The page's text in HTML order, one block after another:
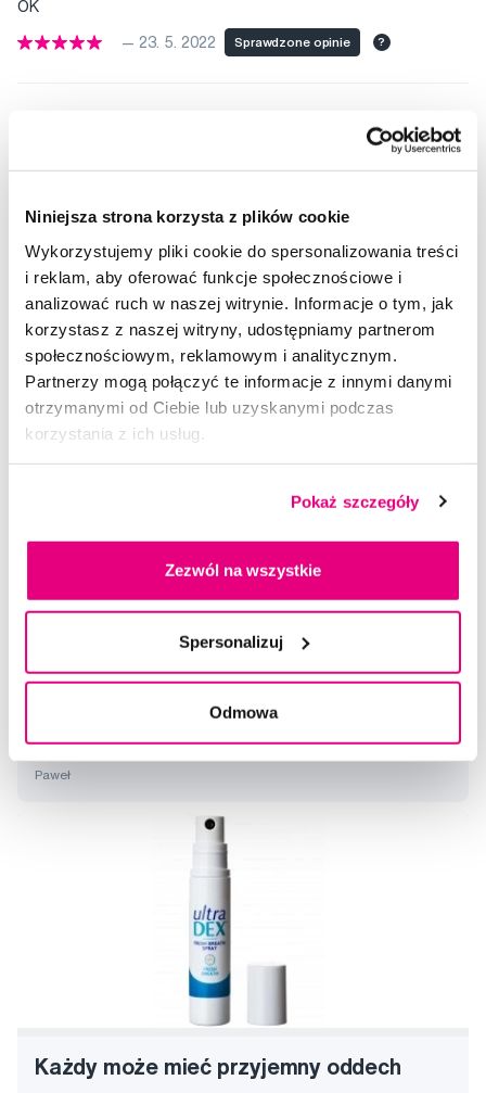
Niniejsza strona korzysta z plików cookie
Wykorzystujemy pliki cookie do spersonalizowania treści
i reklam, aby oferować funkcje społecznościowe i
analizować ruch w naszej witrynie. Informacje o tym, jak
korzystasz z naszej witryny, udostępniamy partnerom
społecznościowym, reklamowym i analitycznym.
Partnerzy mogą połączyć te informacje z innymi danymi
otrzymanymi od Ciebie lub uzyskanymi podczas
korzystania z ich usług.
Pokaż szczegóły
Zezwól na wszystkie
Spersonalizuj
Odmowa
OK
— 23. 5. 2022 Sprawdzone opinie ?
— 28. 10. 2021 Sprawdzone opinie
SUPER
— 28. 10. 2021 Sprawdzone opinie ?
Irygator do zębów łagodzący objawy
paradontozy
Paweł
Każdy może mieć przyjemny oddech